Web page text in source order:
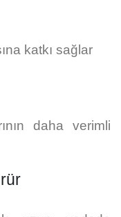
katkı sağlar
daha verimli